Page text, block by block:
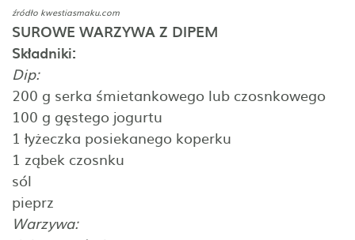
źródło kwestiasmaku.com
SUROWE WARZYWA Z DIPEM
Składniki:
Dip:
200 g serka śmietankowego lub czosnkowego
100 g gęstego jogurtu
1 łyżeczka posiekanego koperku
1 ząbek czosnku
sól
pieprz
Warzywa: